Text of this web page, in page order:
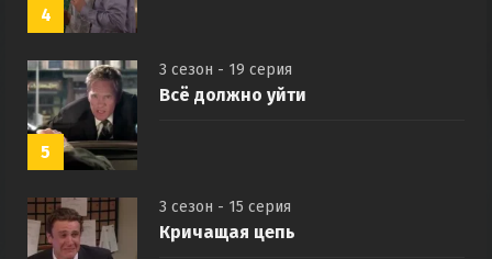
4
5
3 сезон - 19 серия
Всё должно уйти
3 сезон - 15 серия
Кричащая цепь